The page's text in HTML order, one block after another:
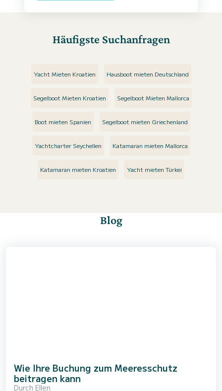
Häufigste Suchanfragen
Yacht Mieten Kroatien Hausboot mieten Deutschland
Segelboot Mieten Kroatien Segelboot Mieten Mallorca
Boot mieten Spanien Segelboot mieten Griechenland
Yachtcharter Seychellen Katamaran mieten Mallorca
Katamaran mieten Kroatien Yacht mieten Türkei
Blog
Wie Ihre Buchung zum Meeresschutz
beitragen kann
Durch Ellen